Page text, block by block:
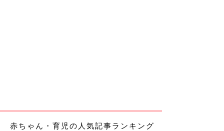
赤ちゃん・育児の人気記事ランキング